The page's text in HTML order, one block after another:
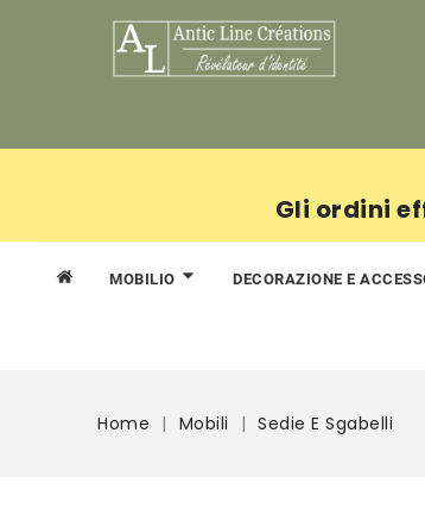
Gli ordini
MOBILIO DECORAZIONE E
Home Mobili Sedie E Sgabelli